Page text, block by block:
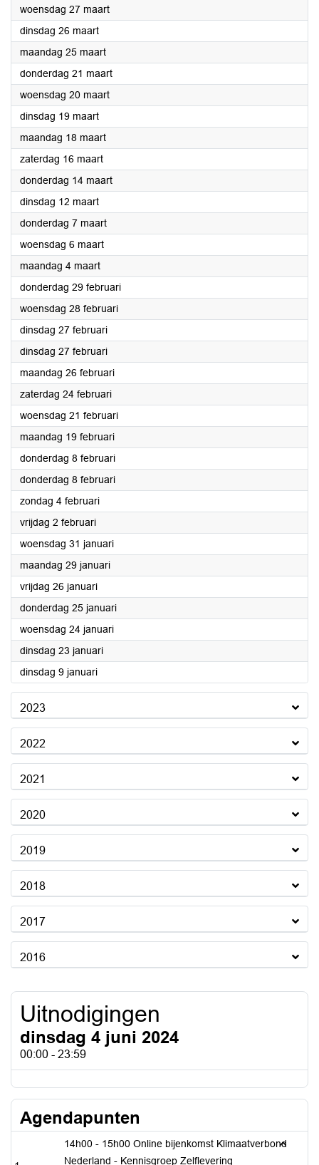
woensdag 27 maart2024
dinsdag 26 maart2024
maandag 25 maart2024
donderdag 21 maart2024
woensdag 20 maart2024
dinsdag 19 maart2024
maandag 18 maart2024
zaterdag 16 maart2024
donderdag 14 maart2024
dinsdag 12 maart2024
donderdag 7 maart2024
woensdag 6 maart2024
maandag 4 maart2024
donderdag 29 februari2024
woensdag 28 februari2024
dinsdag 27 februari2024
dinsdag 27 februari2024
maandag 26 februari2024
zaterdag 24 februari2024
woensdag 21 februari2024
maandag 19 februari2024
donderdag 8 februari2024
donderdag 8 februari2024
zondag 4 februari2024
vrijdag 2 februari2024
woensdag 31 januari2024
maandag 29 januari2024
vrijdag 26 januari2024
donderdag 25 januari2024
woensdag 24 januari2024
dinsdag 23 januari2024
dinsdag 9 januari2024
2023
2022
2021
2020
2019
2018
2017
2016
Uitnodigingen
dinsdag 4 juni 2024
00:00 - 23:59
Agendapunten
14h00 - 15h00 Online bijenkomst Klimaatverbond
Nederland - Kennisgroep Zelflevering